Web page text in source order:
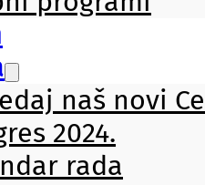
naš novi
2024.
rada